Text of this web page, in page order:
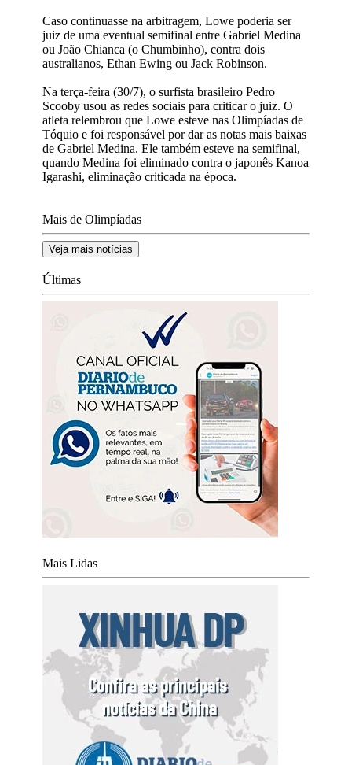
Caso continuasse na arbitragem, Lowe poderia ser
juiz de uma eventual semifinal entre Gabriel Medina
ou João Chianca (o Chumbinho), contra dois
australianos, Ethan Ewing ou Jack Robinson.
Na terça-feira (30/7), o surfista brasileiro Pedro
Scooby usou as redes sociais para criticar o juiz. O
atleta relembrou que Lowe esteve nas Olimpíadas de
Tóquio e foi responsável por dar as notas mais baixas
de Gabriel Medina. Ele também esteve na semifinal,
quando Medina foi eliminado contra o japonês Kanoa
Igarashi, eliminação criticada na época.
Mais de Olimpíadas
Veja mais notícias
Últimas
Mais Lidas